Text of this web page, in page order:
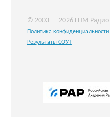
© 2003 — 2026 ГПМ Радио
Политика конфиденциальности
Результаты СОУТ